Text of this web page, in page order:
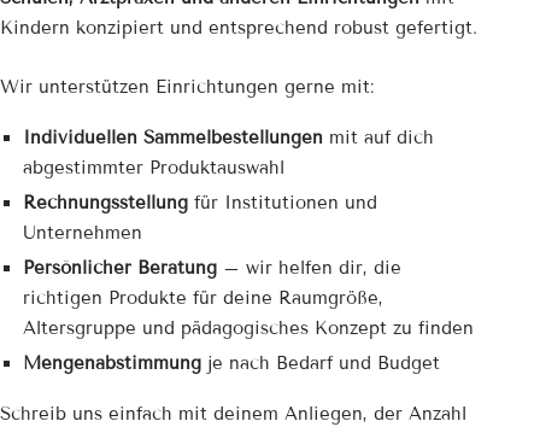
Kindern konzipiert und entsprechend robust gefertigt.
Wir unterstützen Einrichtungen gerne mit:
Individuellen Sammelbestellungen mit auf dich
abgestimmter Produktauswahl
Rechnungsstellungfür Institutionen und
Unternehmen
Persönlicher Beratung– wir helfen dir, die
richtigen Produkte für deine Raumgröße,
Altersgruppe und pädagogisches Konzept zu finden
Mengenabstimmungje nach Bedarf und Budget
Schreib uns einfach mit deinem Anliegen, der Anzahl